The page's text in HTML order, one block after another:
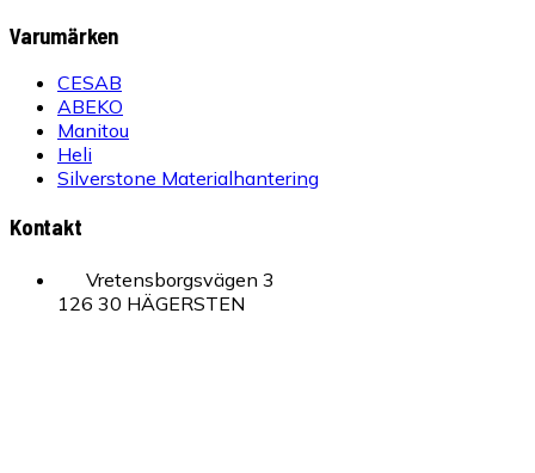
Varumärken
CESAB
ABEKO
Manitou
Heli
Silverstone Materialhantering
Kontakt
Vretensborgsvägen 3
126 30 HÄGERSTEN